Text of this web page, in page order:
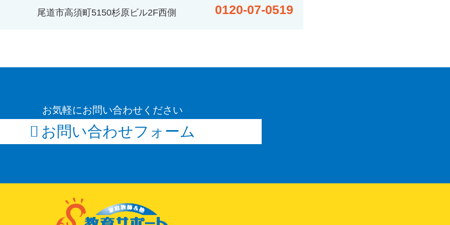
尾道市高須町5150杉原ビル2F西側 0120-07-0519
お気軽にお問い合わせください
お問い合わせフォーム